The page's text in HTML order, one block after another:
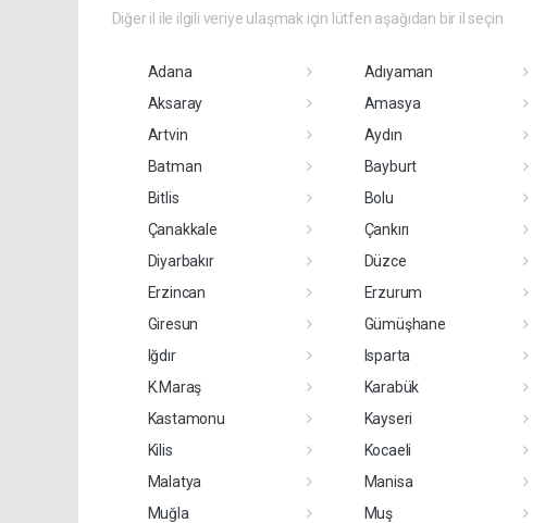
Diğer il ile ilgili veriye ulaşmak için lütfen aşağıdan bir il seçin
Adana Adıyaman
Aksaray
Amasya
Artvin
Aydın
Batman
Bayburt
Bitlis
Bolu
Çanakkale
Çankırı
Diyarbakır
Düzce
Erzincan
Erzurum
Giresun
Gümüşhane
Iğdır
Isparta
K.Maraş
Karabük
Kastamonu
Kayseri
Kilis
Kocaeli
Malatya
Manisa
Muğla
Muş